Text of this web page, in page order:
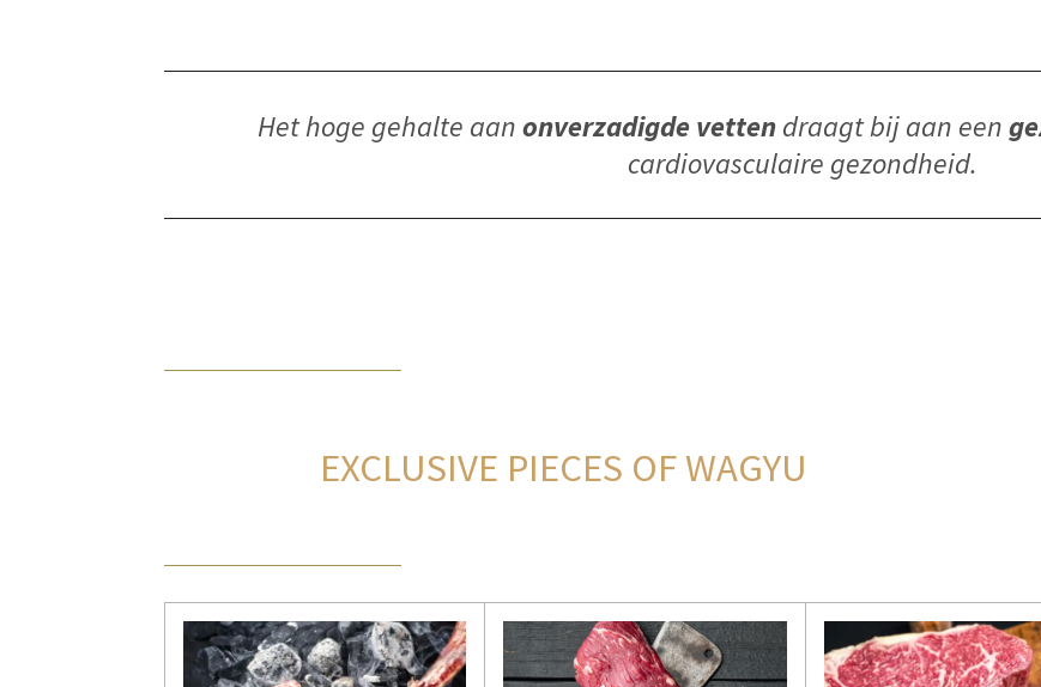
Het hoge gehalte aanonverzadigdevettendraagt bij aan een
cardiovasculaire gezondheid.
EXCLUSIVE PIECES OF WAGYU